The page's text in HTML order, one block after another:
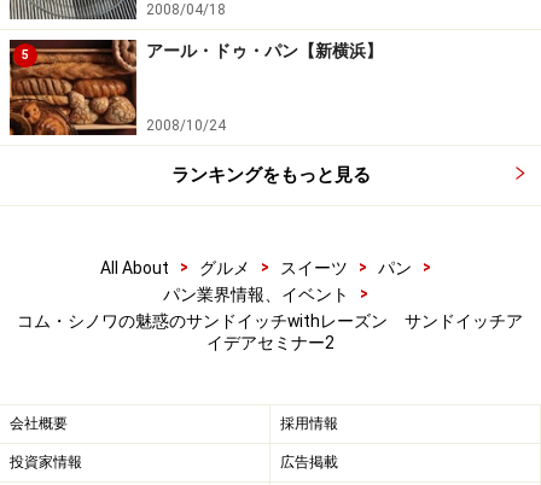
2008/04/18
5 アール・ドゥ・パン【新横浜】
2008/10/24
ランキングをもっと見る
All About > グルメ > スイーツ > パン
>
パン業界情報、イベント
>
コム・シノワの魅惑のサンドイッチwithレーズン サンドイッチア
イデアセミナー2
会社概要 採用情報
投資家情報 広告掲載